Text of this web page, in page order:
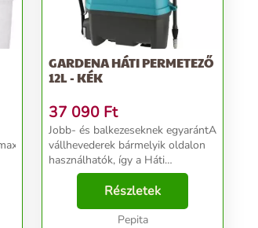
GARDENA HÁTI PERMETEZŐ
12L - KÉK
37 090 Ft
Jobb- és balkezeseknek egyarántA
vállhevederek bármelyik oldalon
használhatók, így a Háti
permetező 12 l mind jobb- mind
balkezes felhasználók számára
kényelmesen használható.Semmi
sem elérhetetlenA t...
Részletek
Pepita